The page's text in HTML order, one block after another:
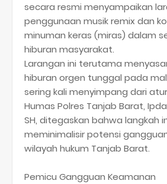
secara resmi menyampaikan
penggunaan musik remix dan
minuman keras (miras) dalam
hiburan masyarakat.
​Larangan ini terutama
hiburan orgen tunggal pada
sering kali menyimpang dari
Humas Polres Tanjab Barat, Ipda
SH, ditegaskan bahwa langkah
meminimalisir potensi
wilayah hukum Tanjab Barat.
​Pemicu Gangguan Keamanan